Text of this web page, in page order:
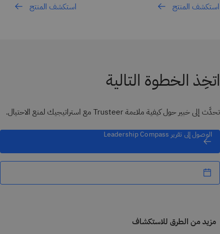
استكشف المنتج
استكشف المنتج
اتخِذ الخطوة التالية
تحدَّث إلى خبير حول كيفية ملاءمة Trusteer مع استراتيجيك لمنع الاحتيال.
الوصول إلى تقرير Leadership Compass
مزيد من الطرق للاستكشاف